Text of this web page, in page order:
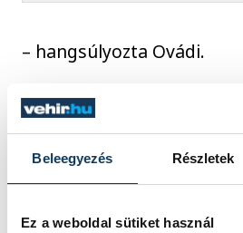
Beleegyezés Részletek
Ez a weboldal sütiket használ
– hangsúlyozta Ovádi.
sport Ovádi Péter